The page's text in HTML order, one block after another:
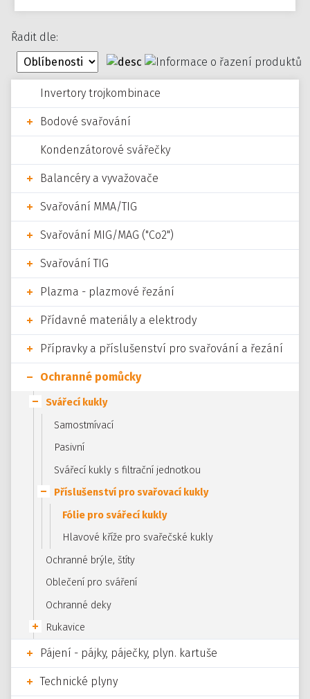
Invertory trojkombinace
Bodové svařování
Kondenzátorové svářečky
Balancéry a vyvažovače
Svařování MMA/TIG
Svařování MIG/MAG ("Co2")
Svařování TIG
Plazma - plazmové řezání
Přídavné materiály a elektrody
Přípravky a příslušenství pro svařování a řezání
Ochranné pomůcky
Svářecí kukly
Samostmívací
Pasivní
Svářecí kukly s filtrační jednotkou
Příslušenství pro svařovací kukly
Fólie pro svářecí kukly
Hlavové kříže pro svařečské kukly
Ochranné brýle, štíty
Oblečení pro sváření
Ochranné deky
Rukavice
Pájení - pájky, páječky, plyn. kartuše
Technické plyny
Řadit dle: